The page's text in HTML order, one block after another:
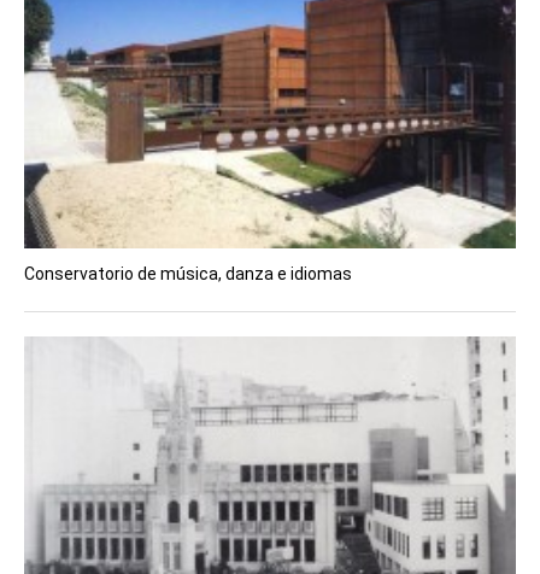
Conservatorio de música, danza e idiomas